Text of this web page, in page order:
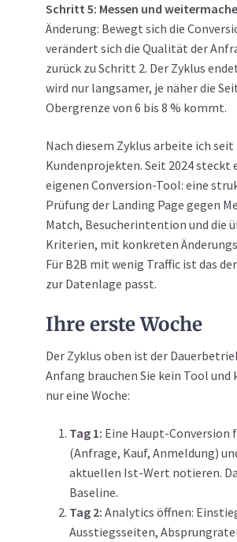
Schritt 5: Messen und
Änderung: Bewegt sich die
verändert sich die Qualität der
zurück zu Schritt 2. Der Zyklus
wird nur langsamer, je näher die
Obergrenze von 6 bis 8 % kommt.
Nach diesem Zyklus arbeite ich seit
Kundenprojekten. Seit 2024 steckt
eigenen Conversion-Tool: eine
Prüfung der Landing Page gegen
Match, Besucherintention und die
Kriterien, mit konkreten
Für B2B mit wenig Traffic ist das
zur Datenlage passt.
Ihre erste Woche
Der Zyklus oben ist der
Anfang brauchen Sie kein Tool und
nur eine Woche:
Tag 1: Eine Haupt-Conversion
(Anfrage, Kauf, Anmeldung)
aktuellen Ist-Wert notieren.
Baseline.
Tag 2: Analytics öffnen:
Ausstiegsseiten,